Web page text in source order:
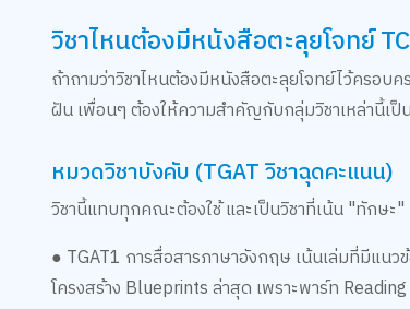
วิชาไหนต้องมีหนังสือตะลุยโจทย์
ถ้าถามว่าวิชาไหนต้องมีหนังสือตะลุยโจทย์ไว้ครอบ
ฝัน เพื่อนๆ ต้องให้ความสำคัญกับกลุ่มวิชาเหล่านี้เ
หมวดวิชาบังคับ (TGAT วิชาฉุดคะแนน)
วิชานี้แทบทุกคณะต้องใช้ และเป็นวิชาที่เน้น "ทักษะ"
● TGAT1 การสื่อสารภาษาอังกฤษ เน้นเล่มที่มีแน
โครงสร้าง Blueprints ล่าสุด เพราะพาร์ท